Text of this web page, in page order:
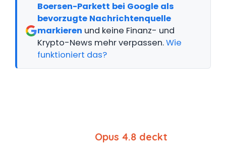
Boersen-Parkett bei Google als
bevorzugte Nachrichtenquelle
markieren und keine Finanz- und
Krypto-News mehr verpassen.Wie
funktioniert das?
Opus 4.8 deckt